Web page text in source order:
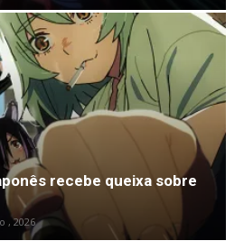
recebe queixa sobre
, 2026